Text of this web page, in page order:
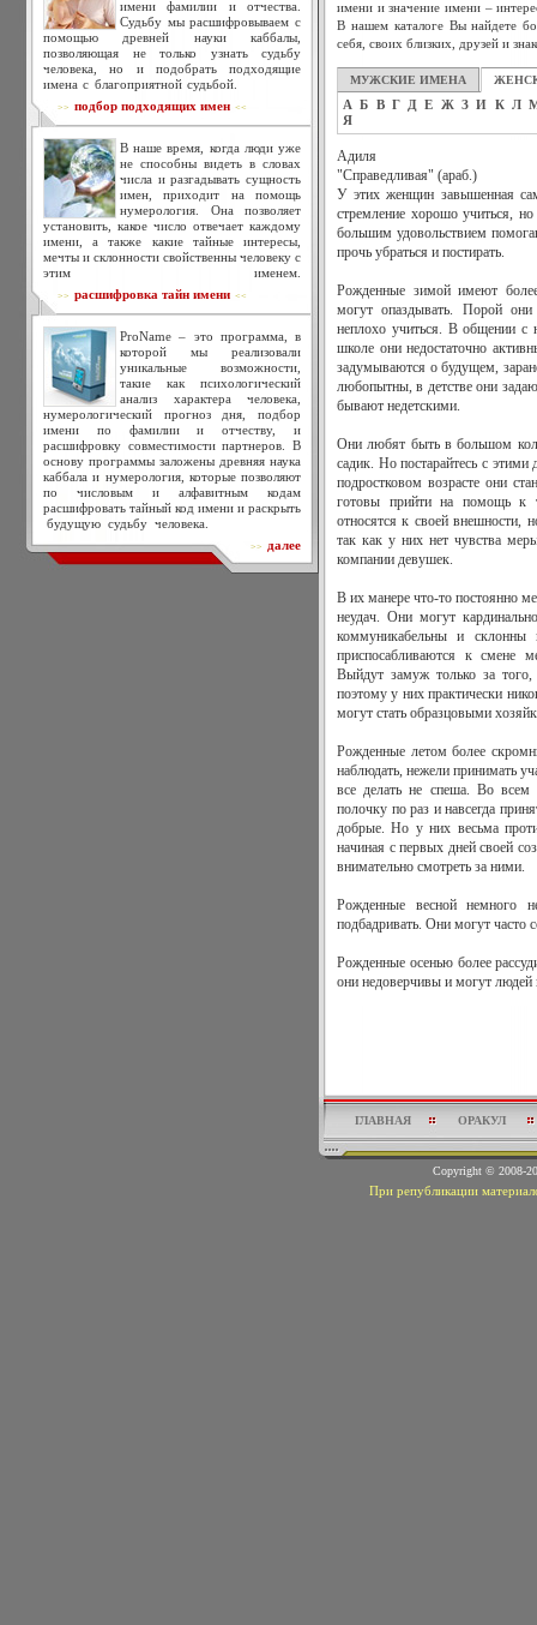
имени фамилии и отчества.
Судьбу мы расшифровываем с
помощью древней науки каббалы,
позволяющая не только узнать судьбу
человека, но и подобрать подходящие
имена с благоприятной судьбой.
>> подбор подходящих имен <<
В наше время, когда люди уже
не способны видеть в словах
числа и разгадывать сущность
имен, приходит на помощь
нумерология. Она позволяет
установить, какое число отвечает каждому
имени, а также какие тайные интересы,
мечты и склонности свойственны человеку с
этим именем.
>> расшифровка тайн имени <<
ProName – это программа, в
которой мы реализовали
уникальные возможности,
такие как психологический
анализ характера человека,
нумерологический прогноз дня, подбор
имени по фамилии и отчеству, и
расшифровку совместимости партнеров. В
основу программы заложены древняя наука
каббала и нумерология, которые позволяют
по числовым и алфавитным кодам
расшифровать тайный код имени и раскрыть
будущую судьбу человека.
>> далее
имени и значение имени –
В нашем каталоге Вы найдете
себя, своих близких, друзей и
МУЖСКИЕ ИМЕНА
А Б В Г Д Е Ж З И К Л
Я
Адиля
"Справедливая" (араб.)
У этих женщин завышенная
стремление хорошо учиться,
большим удовольствием
прочь убраться и постирать.
Рожденные зимой имеют
могут опаздывать. Порой
неплохо учиться. В общении
школе они недостаточно
задумываются о будущем,
любопытны, в детстве они
бывают недетскими.
Они любят быть в большом
садик. Но постарайтесь с
подростковом возрасте они
готовы прийти на помощь к
относятся к своей внешности,
так как у них нет чувства
компании девушек.
В их манере что-то постоянно
неудач. Они могут
коммуникабельны и
приспосабливаются к смене
Выйдут замуж только за
поэтому у них практически
могут стать образцовыми
Рожденные летом более
наблюдать, нежели принимать
все делать не спеша. Во
полочку по раз и навсегда
добрые. Но у них весьма
начиная с первых дней своей
внимательно смотреть за ними.
Рожденные весной немного
подбадривать. Они могут часто
Рожденные осенью более
они недоверчивы и могут людей
ГЛАВНАЯ ОРАКУЛ
Copyright © 2008-
При републикации